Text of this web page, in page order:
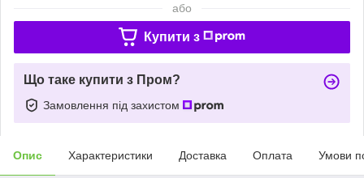
або
Купити з
Що таке купити з Пром?
Замовлення під захистом
Опис Характеристики Доставка Оплата Умови